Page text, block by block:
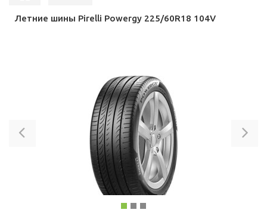
Летние шины Pirelli Powergy 225/60R18 104V